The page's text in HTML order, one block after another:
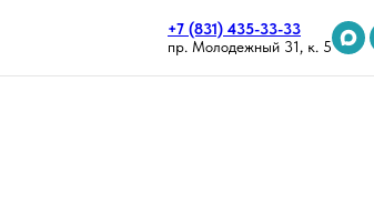
+7 (831) 435-33-33
пр. Молодежный 31, к. 5